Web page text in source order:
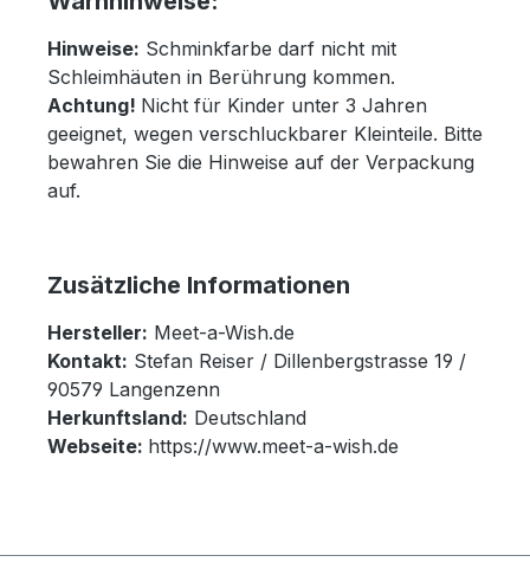
Hinweise: Schminkfarbe darf nicht mit
Schleimhäuten in Berührung kommen.
Achtung! Nicht für Kinder unter 3 Jahren
geeignet, wegen verschluckbarer Kleinteile. Bitte
bewahren Sie die Hinweise auf der Verpackung
auf.
Zusätzliche Informationen
Hersteller: Meet-a-Wish.de
Kontakt: Stefan Reiser / Dillenbergstrasse 19 /
90579 Langenzenn
Herkunftsland: Deutschland
Webseite: https://www.meet-a-wish.de